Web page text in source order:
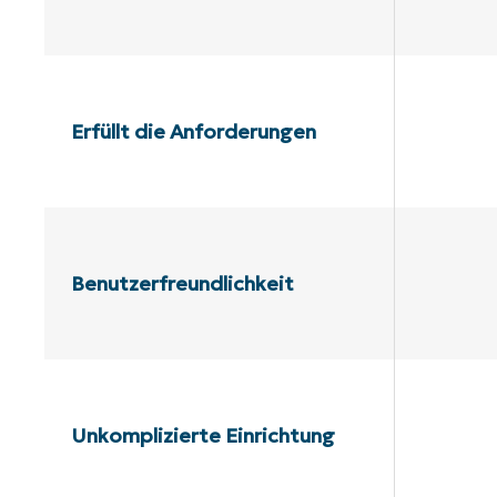
Erfüllt die Anforderungen
Benutzerfreundlichkeit
Unkomplizierte Einrichtung